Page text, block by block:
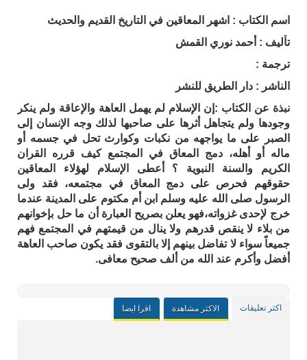
اسم الكتاب : اشهر المعاقين في التاريخ القديم والحديث
تأليف : أحمد نوري القمش
ترجمة :
الناشر : دار الطريق للنشر
نبذة عن الكتاب :إن الإسلام لم يهمل العاهة والإعاقة ولم ينكر
وجودها ولم يتجاهل أثرها على صاحبها لذلك وجه الإنسان إلى
الصبر على ما يواجهه من نكبات وكوارث تحل في جسمه أو
ماله أو أهله، دمج المعاق في المجتمع كيف قرره القران
الكريم والسنة النبوية ؟ أعطى الإسلام لهؤلاء المعاقين
حقوقهم فحرص على دمج المعاق في مجتمعه، فقد ولى
الرسول صلى الله عليه وسلم ابن أم مكتوم على المدينة عندما
خرج لإحدى غزواته،فهو يعلن بصريح العبارة أن ما حل بإخوانهم
من بلاء لا ينقص قدرهم ولا ينال من قيمتهم في المجتمع فهم
جميعاً سواء لا تفاضل بينهم إلا بالتقوى فقد يكون صاحب العاهة
أفضل وأكرم عند الله من ألف صحيح معافى.
اكثر تعليقات الاكثر مشاهدة اقرا ايضا